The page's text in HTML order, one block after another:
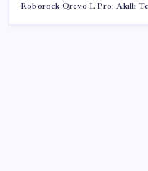
Roborock Qrevo L Pro: Akıllı